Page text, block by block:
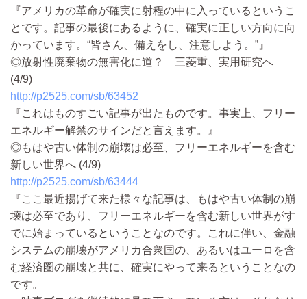
『アメリカの革命が確実に射程の中に入っているというこ
とです。記事の最後にあるように、確実に正しい方向に向
かっています。“皆さん、備えをし、注意しよう。”』
◎放射性廃棄物の無害化に道？ 三菱重、実用研究へ
(4/9)
http://p2525.com/sb/63452
『これはものすごい記事が出たものです。事実上、フリー
エネルギー解禁のサインだと言えます。』
◎もはや古い体制の崩壊は必至、フリーエネルギーを含む
新しい世界へ (4/9)
http://p2525.com/sb/63444
『ここ最近揚げて来た様々な記事は、もはや古い体制の崩
壊は必至であり、フリーエネルギーを含む新しい世界がす
でに始まっているということなのです。これに伴い、金融
システムの崩壊がアメリカ合衆国の、あるいはユーロを含
む経済圏の崩壊と共に、確実にやって来るということなの
です。